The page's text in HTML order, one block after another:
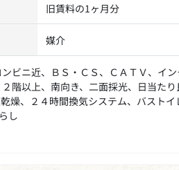
旧賃料の1ヶ月分
媒介
ビニ近、ＢＳ・ＣＳ、ＣＡＴＶ、イ
階以上、南向き、二面採光、日当た
燥、２４時間換気システム、バスト
し